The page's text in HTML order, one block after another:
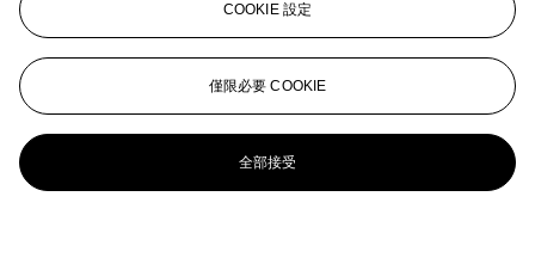
COOKIE 設定
僅限必要 COOKIE
全部接受